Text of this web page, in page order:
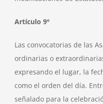
Artículo 9º
Las convocatorias de las
ordinarias o
expresando el lugar, la
como el orden del día.
señalado para la